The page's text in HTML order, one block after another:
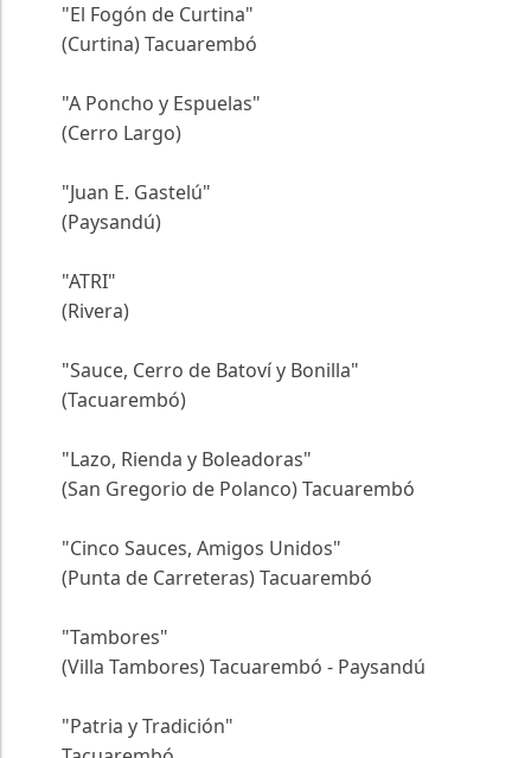
"El Fogón de Curtina"
(Curtina) Tacuarembó
"A Poncho y Espuelas"
(Cerro Largo)
"Juan E. Gastelú"
(Paysandú)
"ATRI"
(Rivera)
"Sauce, Cerro de Batoví y Bonilla"
(Tacuarembó)
"Lazo, Rienda y Boleadoras"
(San Gregorio de Polanco) Tacuarembó
"Cinco Sauces, Amigos Unidos"
(Punta de Carreteras) Tacuarembó
"Tambores"
(Villa Tambores) Tacuarembó - Paysandú
"Patria y Tradición"